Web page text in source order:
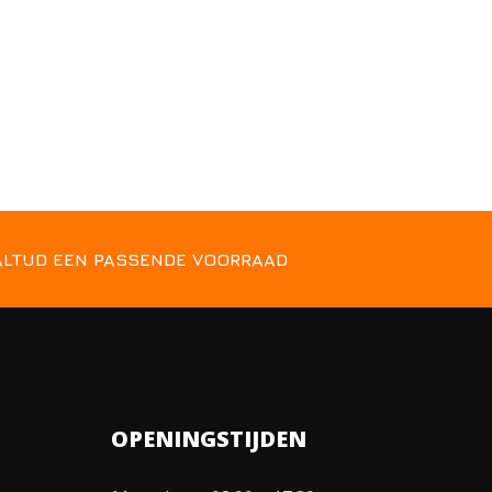
EEN PASSENDE VOORRAAD
OPENINGSTIJDEN